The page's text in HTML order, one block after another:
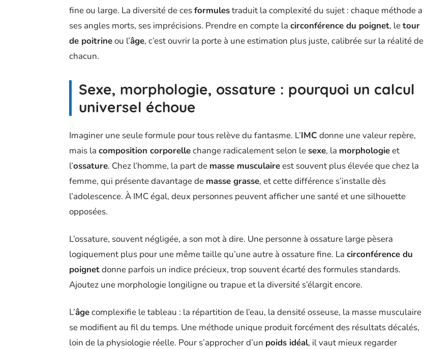
fine ou large. La diversité de cesformulestraduit la complexité du sujet : chaque méthode a
ses angles morts, ses imprécisions. Prendre en compte la circonférence du poignet, letour
de poitrineou l’âge, c’est ouvrir la porte à une estimation plus juste, calibrée sur la réalité de
chacun.
Sexe, morphologie, ossature : pourquoi un calcul
universel échoue
Imaginer une seule formule pour tous relève du fantasme. L’IMC donne une valeur repère,
mais la composition corporellechange radicalement selon lesexe, la morphologieet
l’ossature. Chez l’homme, la part de masse musculaireest souvent plus élevée que chez la
femme, qui présente davantage de masse grasse, et cette différence s’installe dès
l’adolescence. À IMC égal, deux personnes peuvent afficher une santé et une silhouette
opposées.
L’ossature, souvent négligée, a son mot à dire. Une personne à ossature large pèsera
logiquement plus pour une même taille qu’une autre à ossature fine. La circonférence du
poignetdonne parfois un indice précieux, trop souvent écarté des formules standards.
Ajoutez une morphologie longiligne ou trapue et la diversité s’élargit encore.
L’âgecomplexifie le tableau : la répartition de l’eau, la densité osseuse, la masse musculaire
se modifient au fil du temps. Une méthode unique produit forcément des résultats décalés,
loin de la physiologie réelle. Pour s’approcher d’un poids idéal, il vaut mieux regarder